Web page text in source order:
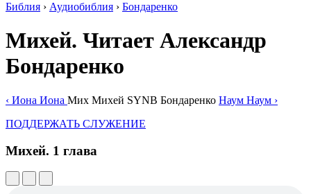
Библия › Аудиобиблия › Бондаренко
Михей. Читает Александр
Бондаренко
‹ Иона Иона Мих Михей SYNB Бондаренко Наум Наум ›
ПОДДЕРЖАТЬ СЛУЖЕНИЕ
Михей. 1 глава